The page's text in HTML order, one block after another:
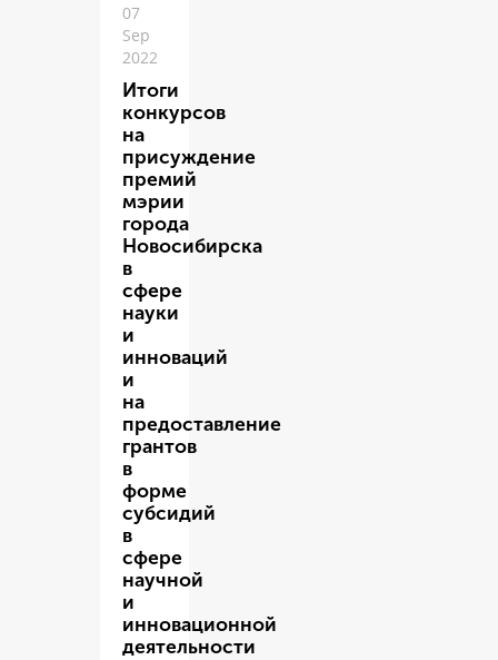
07
Sep
2022
Итоги
конкурсов
на
присуждение
премий
мэрии
города
Новосибирска
в
сфере
науки
и
инноваций
и
на
предоставление
грантов
в
форме
субсидий
в
сфере
научной
и
инновационной
деятельности